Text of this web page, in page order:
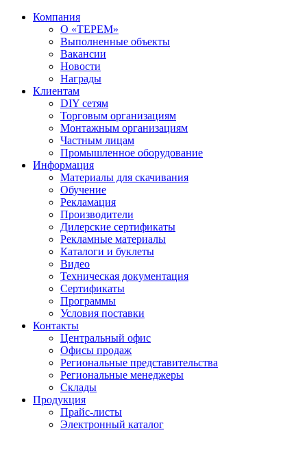
Компания
О «ТЕРЕМ»
Выполненные объекты
Вакансии
Новости
Награды
Клиентам
DIY сетям
Торговым организациям
Монтажным организациям
Частным лицам
Промышленное оборудование
Информация
Материалы для скачивания
Обучение
Рекламация
Производители
Дилерские сертификаты
Рекламные материалы
Каталоги и буклеты
Видео
Техническая документация
Сертификаты
Программы
Условия поставки
Контакты
Центральный офис
Офисы продаж
Региональные представительства
Региональные менеджеры
Склады
Продукция
Прайс-листы
Электронный каталог